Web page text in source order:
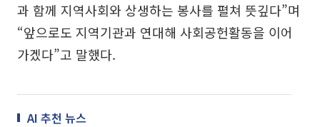
과 함께 지역사회와 상생하는 봉사를 펼쳐 뜻깊다”며
“앞으로도 지역기관과 연대해 사회공헌활동을 이어
가겠다”고 말했다.
AI 추천 뉴스